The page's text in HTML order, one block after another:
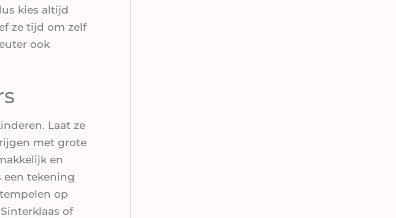
kies altijd
ze tijd om zelf
ook
Laat ze
met grote
en
een tekening
op
of